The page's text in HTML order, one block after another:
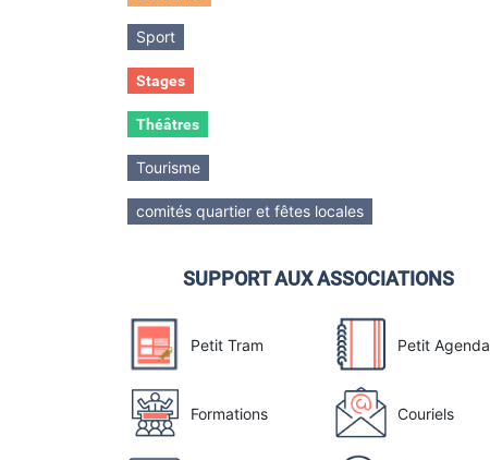
Sport
Stages
Théâtres
Tourisme
comités quartier et fêtes locales
SUPPORT AUX ASSOCIATIONS
Petit Tram
Formations
Petit Agenda
Couriels